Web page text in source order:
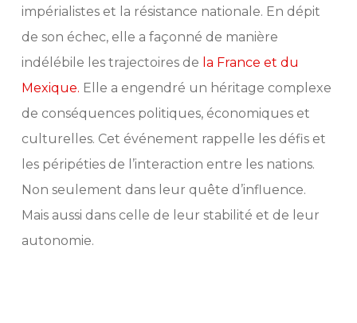
impérialistes et la résistance nationale. En dépit
de son échec, elle a façonné de manière
indélébile les trajectoires de la France et du
Mexique. Elle a engendré un héritage complexe
de conséquences politiques, économiques et
culturelles. Cet événement rappelle les défis et
les péripéties de l’interaction entre les nations.
Non seulement dans leur quête d’influence.
Mais aussi dans celle de leur stabilité et de leur
autonomie.